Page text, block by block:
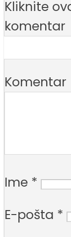
Kliknite
komentar
Komentar
Ime *
E-pošta *